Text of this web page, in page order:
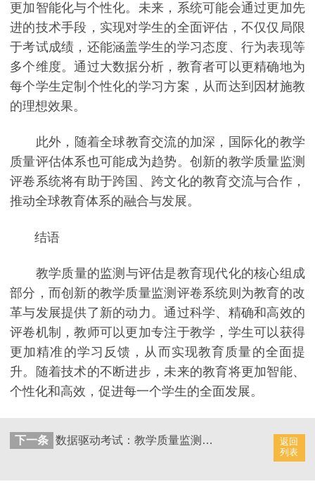
更加智能化与个性化。未来，系统可能会通过更加先
进的技术手段，实现对学生的全面评估，不仅仅局限
于考试成绩，还能涵盖学生的学习态度、行为表现等
多个维度。通过大数据分析，教育者可以更精确地为
每个学生定制个性化的学习方案，从而达到因材施教
的理想效果。
此外，随着全球教育交流的加深，国际化的教学
质量评估体系也可能成为趋势。创新的教学质量监测
评卷系统将有助于跨国、跨文化的教育交流与合作，
推动全球教育体系的融合与发展。
结语
教学质量的监测与评估是教育现代化的核心组成
部分，而创新的教学质量监测评卷系统则为教育的改
革与发展提供了新的动力。通过科学、精确和高效的
评卷机制，教师可以更加专注于教学，学生可以获得
更加精准的学习反馈，从而实现教育质量的全面提
升。随着技术的不断进步，未来的教育将更加智能、
个性化和高效，促进每一个学生的全面发展。
返回
列表
下一条 数据驱动考试：教学质量监测评卷系统的革新